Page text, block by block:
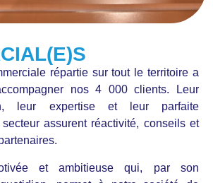
répartie sur tout le territoire a
nos 4 000 clients. Leur
leur expertise et leur parfaite
assurent réactivité, conseils et
et ambitieuse qui, par son